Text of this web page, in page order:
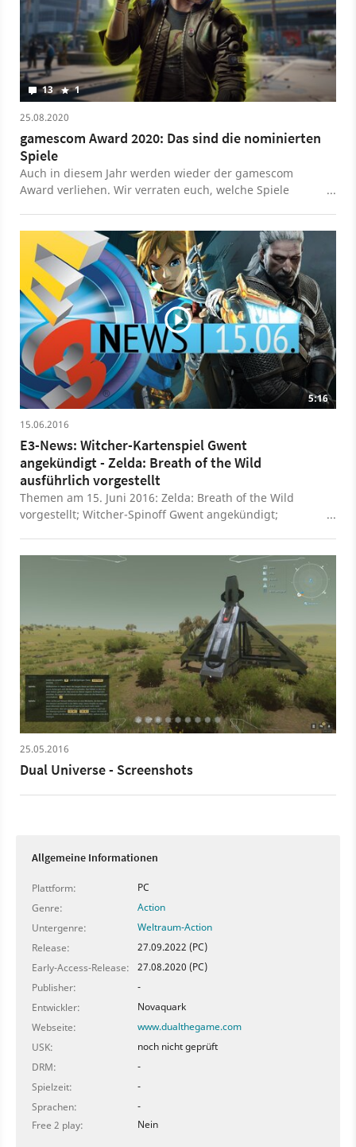
13 1
25.08.2020
gamescom Award 2020: Das sind die nominierten
Spiele
Auch in diesem Jahr werden wieder der gamescom
Award verliehen. Wir verraten euch, welche Spiele
5:16
15.06.2016
E3-News: Witcher-Kartenspiel Gwent
angekündigt - Zelda: Breath of the Wild
ausführlich vorgestellt
Themen am 15. Juni 2016: Zelda: Breath of the Wild
vorgestellt; Witcher-Spinoff Gwent angekündigt;
& Killing Floor VR vorgestellt & das neue Spiel der Don't
Starve-Macher Oxygen not Included. Während der E3 in
Los Angeles berichtet Michael Obermeier in unserer E3-
News-Show täglich von Montag bis Freitag immer
mittags über die wichtigsten Spiele-Themen des Messe-
Tages.
25.05.2016
Dual Universe - Screenshots
Allgemeine Informationen
Plattform:
PC
Genre:
Action
Untergenre:
Weltraum-Action
Release:
27.09.2022 (PC)
Early-Access-Release:
27.08.2020 (PC)
Publisher:
-
Entwickler:
Novaquark
Webseite:
www.dualthegame.com
USK:
noch nicht geprüft
DRM:
-
Spielzeit:
-
Sprachen:
-
Free 2 play:
Nein